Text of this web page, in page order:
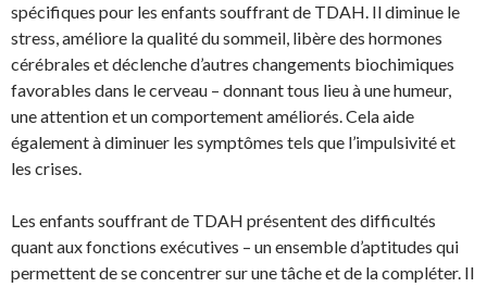
spécifiques pour les enfants souffrant de TDAH. Il diminue le
stress, améliore la qualité du sommeil, libère des hormones
cérébrales et déclenche d’autres changements biochimiques
favorables dans le cerveau – donnant tous lieu à une humeur,
une attention et un comportement améliorés. Cela aide
également à diminuer les symptômes tels que l’impulsivité et
les crises.
Les enfants souffrant de TDAH présentent des difficultés
quant aux fonctions exécutives – un ensemble d’aptitudes qui
permettent de se concentrer sur une tâche et de la compléter. Il